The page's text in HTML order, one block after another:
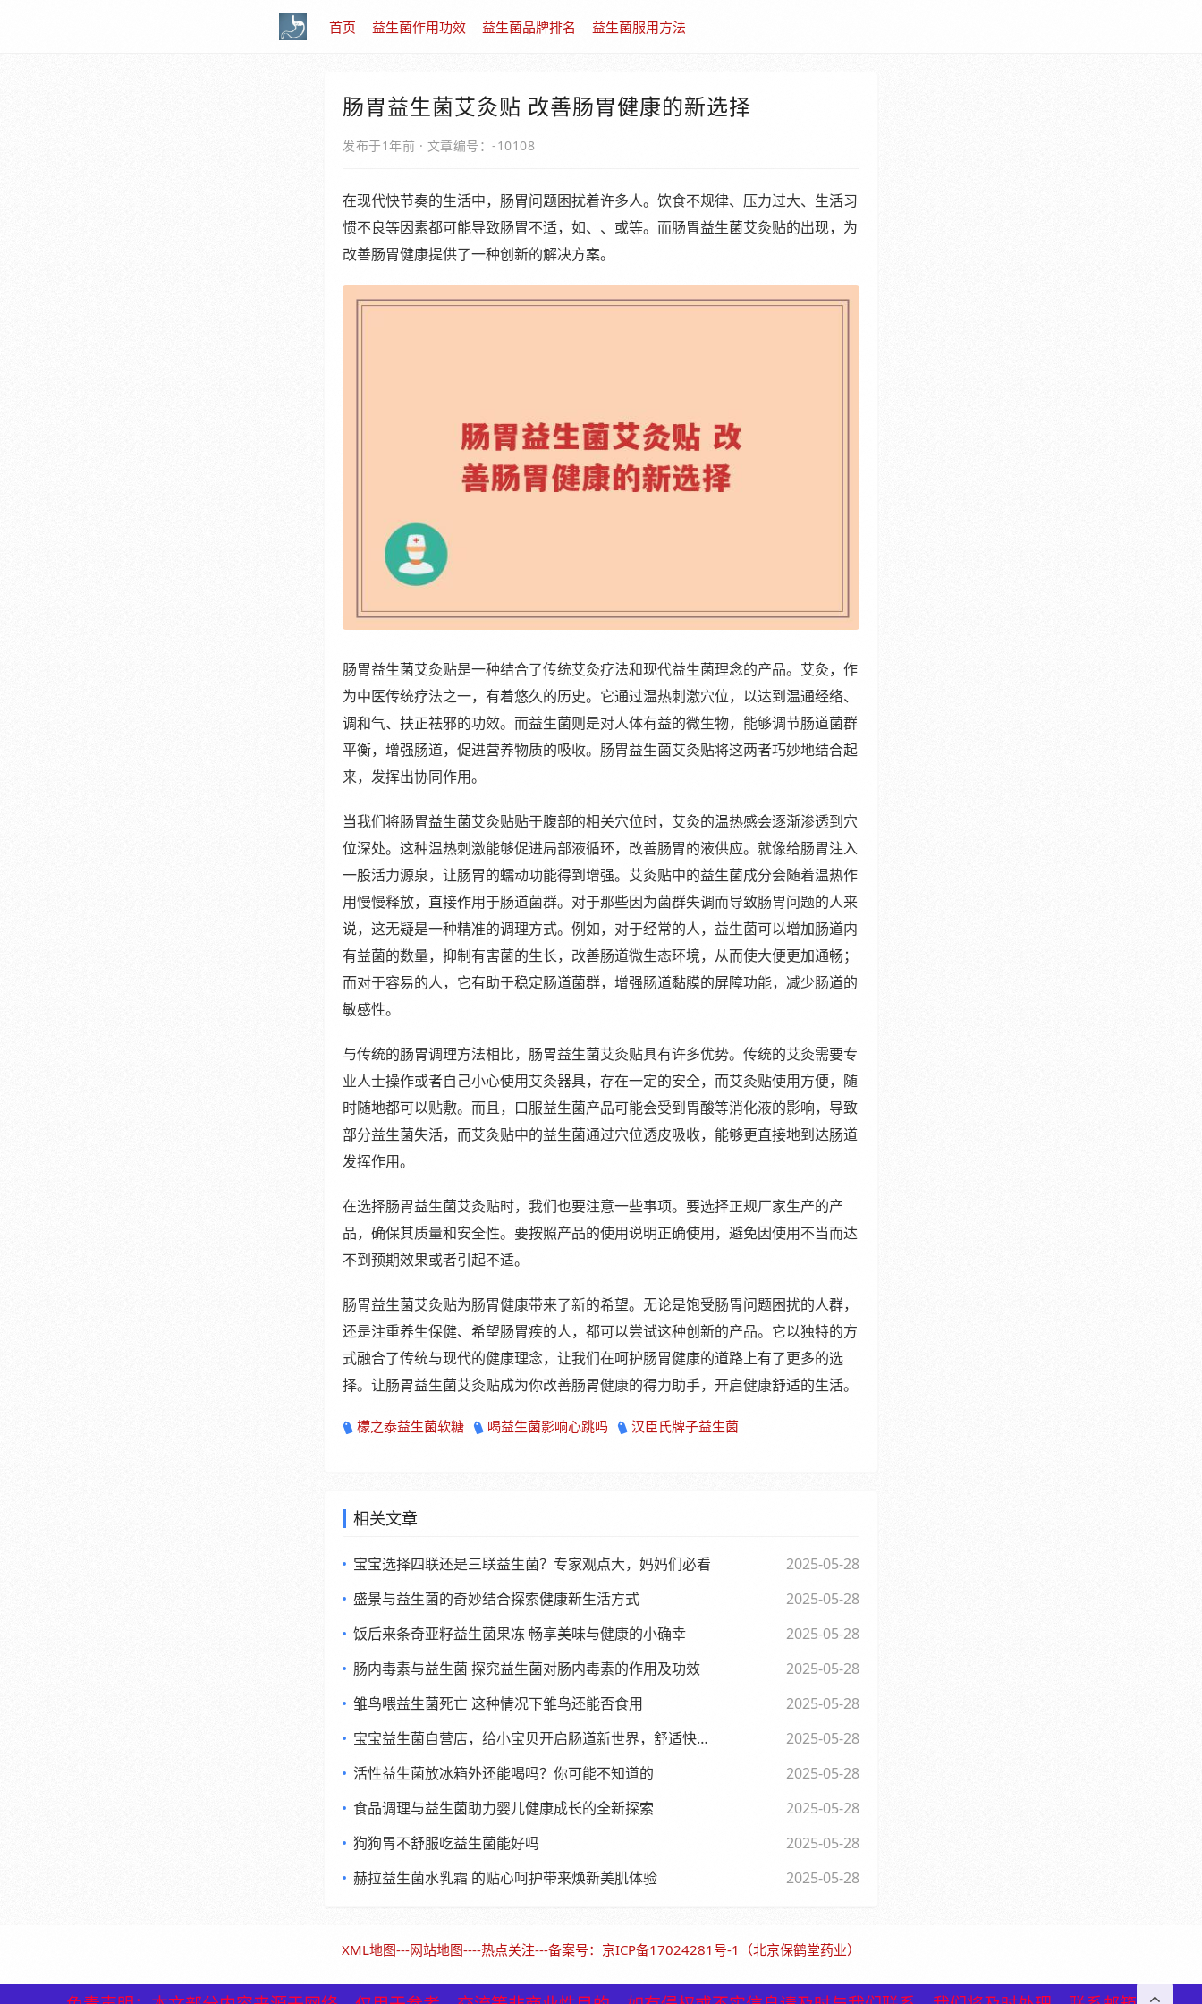
首页 益生菌作用功效 益生菌品牌排名 益生菌服用方法
肠胃益生菌艾灸贴 改善肠胃健康的新选择
发布于1年前 · 文章编号：-10108
在现代快节奏的生活中，肠胃问题困扰着许多人。饮食不规律、压力过大、生活习
惯不良等因素都可能导致肠胃不适，如、、或等。而肠胃益生菌艾灸贴的出现，为
改善肠胃健康提供了一种创新的解决方案。
肠胃益生菌艾灸贴是一种结合了传统艾灸疗法和现代益生菌理念的产品。艾灸，作
为中医传统疗法之一，有着悠久的历史。它通过温热刺激穴位，以达到温通经络、
调和气、扶正祛邪的功效。而益生菌则是对人体有益的微生物，能够调节肠道菌群
平衡，增强肠道，促进营养物质的吸收。肠胃益生菌艾灸贴将这两者巧妙地结合起
来，发挥出协同作用。
当我们将肠胃益生菌艾灸贴贴于腹部的相关穴位时，艾灸的温热感会逐渐渗透到穴
位深处。这种温热刺激能够促进局部液循环，改善肠胃的液供应。就像给肠胃注入
一股活力源泉，让肠胃的蠕动功能得到增强。艾灸贴中的益生菌成分会随着温热作
用慢慢释放，直接作用于肠道菌群。对于那些因为菌群失调而导致肠胃问题的人来
说，这无疑是一种精准的调理方式。例如，对于经常的人，益生菌可以增加肠道内
有益菌的数量，抑制有害菌的生长，改善肠道微生态环境，从而使大便更加通畅；
而对于容易的人，它有助于稳定肠道菌群，增强肠道黏膜的屏障功能，减少肠道的
敏感性。
与传统的肠胃调理方法相比，肠胃益生菌艾灸贴具有许多优势。传统的艾灸需要专
业人士操作或者自己小心使用艾灸器具，存在一定的安全，而艾灸贴使用方便，随
时随地都可以贴敷。而且，口服益生菌产品可能会受到胃酸等消化液的影响，导致
部分益生菌失活，而艾灸贴中的益生菌通过穴位透皮吸收，能够更直接地到达肠道
发挥作用。
在选择肠胃益生菌艾灸贴时，我们也要注意一些事项。要选择正规厂家生产的产
品，确保其质量和安全性。要按照产品的使用说明正确使用，避免因使用不当而达
不到预期效果或者引起不适。
肠胃益生菌艾灸贴为肠胃健康带来了新的希望。无论是饱受肠胃问题困扰的人群，
还是注重养生保健、希望肠胃疾的人，都可以尝试这种创新的产品。它以独特的方
式融合了传统与现代的健康理念，让我们在呵护肠胃健康的道路上有了更多的选
择。让肠胃益生菌艾灸贴成为你改善肠胃健康的得力助手，开启健康舒适的生活。
檬之泰益生菌软糖 喝益生菌影响心跳吗 汉臣氏牌子益生菌
相关文章
宝宝选择四联还是三联益生菌？专家观点大，妈妈们必看
2025-05-28
盛景与益生菌的奇妙结合探索健康新生活方式
2025-05-28
饭后来条奇亚籽益生菌果冻 畅享美味与健康的小确幸
2025-05-28
肠内毒素与益生菌 探究益生菌对肠内毒素的作用及功效
2025-05-28
雏鸟喂益生菌死亡 这种情况下雏鸟还能否食用
2025-05-28
宝宝益生菌自营店，给小宝贝开启肠道新世界，舒适快乐每一天
2025-05-28
活性益生菌放冰箱外还能喝吗？你可能不知道的
2025-05-28
食品调理与益生菌助力婴儿健康成长的全新探索
2025-05-28
狗狗胃不舒服吃益生菌能好吗
2025-05-28
赫拉益生菌水乳霜 的贴心呵护带来焕新美肌体验
2025-05-28
XML地图---网站地图----热点关注---备案号： 京ICP备17024281号-1（北京保鹤堂药业）